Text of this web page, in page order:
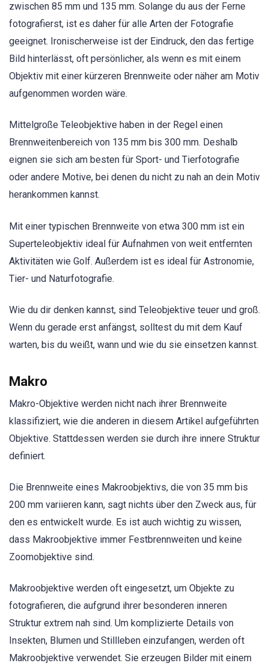
zwischen 85 mm und 135 mm. Solange du aus der Ferne
fotografierst, ist es daher für alle Arten der Fotografie
geeignet. Ironischerweise ist der Eindruck, den das fertige
Bild hinterlässt, oft persönlicher, als wenn es mit einem
Objektiv mit einer kürzeren Brennweite oder näher am Motiv
aufgenommen worden wäre.
Mittelgroße Teleobjektive haben in der Regel einen
Brennweitenbereich von 135 mm bis 300 mm. Deshalb
eignen sie sich am besten für Sport- und Tierfotografie
oder andere Motive, bei denen du nicht zu nah an dein Motiv
herankommen kannst.
Mit einer typischen Brennweite von etwa 300 mm ist ein
Superteleobjektiv ideal für Aufnahmen von weit entfernten
Aktivitäten wie Golf. Außerdem ist es ideal für Astronomie,
Tier- und Naturfotografie.
Wie du dir denken kannst, sind Teleobjektive teuer und groß.
Wenn du gerade erst anfängst, solltest du mit dem Kauf
warten, bis du weißt, wann und wie du sie einsetzen kannst.
Makro
Makro-Objektive werden nicht nach ihrer Brennweite
klassifiziert, wie die anderen in diesem Artikel aufgeführten
Objektive. Stattdessen werden sie durch ihre innere Struktur
definiert.
Die Brennweite eines Makroobjektivs, die von 35 mm bis
200 mm variieren kann, sagt nichts über den Zweck aus, für
den es entwickelt wurde. Es ist auch wichtig zu wissen,
dass Makroobjektive immer Festbrennweiten und keine
Zoomobjektive sind.
Makroobjektive werden oft eingesetzt, um Objekte zu
fotografieren, die aufgrund ihrer besonderen inneren
Struktur extrem nah sind. Um komplizierte Details von
Insekten, Blumen und Stillleben einzufangen, werden oft
Makroobjektive verwendet. Sie erzeugen Bilder mit einem